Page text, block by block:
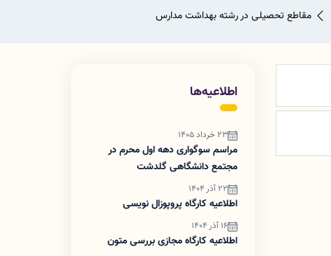
مقاطع تحصیلی در رشته بهداشت مدارس
اطلاعیه‌ها
23 خرداد 1405
مراسم سوگواری دهه اول محرم در
مجتمع دانشگاهی گلدشت
22 آذر 1404
اطلاعیه کارگاه پروپوزال نویسی
16 آذر 1404
اطلاعیه کارگاه مجازی بررسی متون